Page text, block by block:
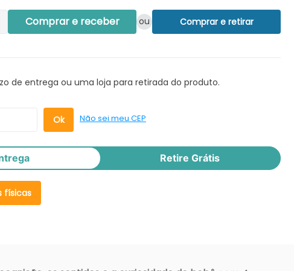
Comprar e receber ou Comprar e retirar
de entrega ou uma loja para retirada do produto.
Não sei meu CEP
Retire Grátis
físicas